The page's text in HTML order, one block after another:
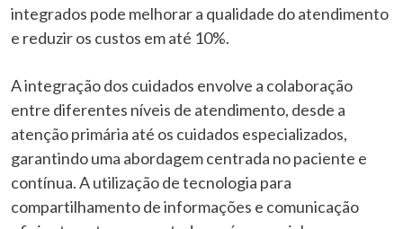
integrados pode melhorar a qualidade do atendimento
e reduzir os custos em até 10%.
A integração dos cuidados envolve a colaboração
entre diferentes níveis de atendimento, desde a
atenção primária até os cuidados especializados,
garantindo uma abordagem centrada no paciente e
contínua. A utilização de tecnologia para
compartilhamento de informações e comunicação